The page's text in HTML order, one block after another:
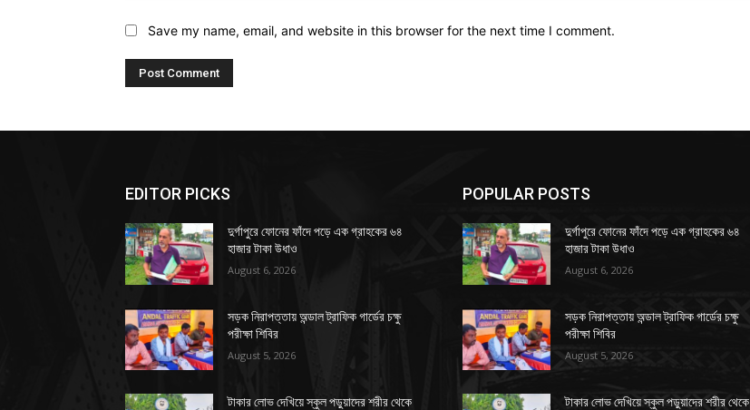
Save my name, email, and website in this browser for the next time I comment.
EDITOR PICKS
দুর্গাপুরে ফোনের ফাঁদে পড়ে এক গ্রাহকের ৬৪
হাজার টাকা উধাও
August 6, 2026
সড়ক নিরাপত্তায় অন্ডাল ট্রাফিক গার্ডের চক্ষু
পরীক্ষা শিবির
August 5, 2026
টাকার লোভ দেখিয়ে স্কুল পড়ুয়াদের শরীর থেকে
POPULAR POSTS
দুর্গাপুরে ফোনের ফাঁদে পড়ে এক গ্রাহকের ৬৪
হাজার টাকা উধাও
August 6, 2026
সড়ক নিরাপত্তায় অন্ডাল ট্রাফিক গার্ডের চক্ষু
পরীক্ষা শিবির
August 5, 2026
টাকার লোভ দেখিয়ে স্কুল পড়ুয়াদের শরীর থেকে